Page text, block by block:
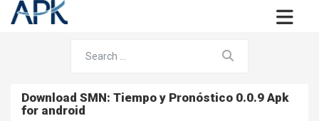
Download SMN: Tiempo y Pronóstico 0.0.9 Apk
for android